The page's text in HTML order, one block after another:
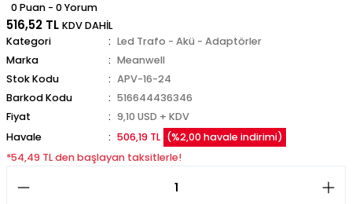
0 Puan - 0 Yorum
516,52 TL KDV DAHİL
Kategori
Led Trafo - Akü - Adaptörler
Marka
Meanwell
Stok Kodu
APV-16-24
Barkod Kodu
516644436346
Fiyat
9,10 USD + KDV
Havale
506,19 TL (%2,00 havale indirimi)
*54,49 TL den başlayan taksitlerle!